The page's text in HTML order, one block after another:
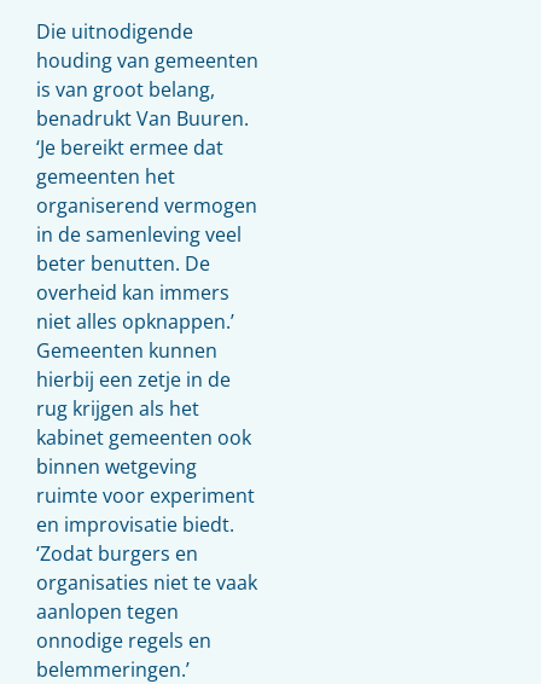
Die uitnodigende
houding van gemeenten
is van groot belang,
benadrukt Van Buuren.
‘Je bereikt ermee dat
gemeenten het
organiserend vermogen
in de samenleving veel
beter benutten. De
overheid kan immers
niet alles opknappen.’
Gemeenten kunnen
hierbij een zetje in de
rug krijgen als het
kabinet gemeenten ook
binnen wetgeving
ruimte voor experiment
en improvisatie biedt.
‘Zodat burgers en
organisaties niet te vaak
aanlopen tegen
onnodige regels en
belemmeringen.’